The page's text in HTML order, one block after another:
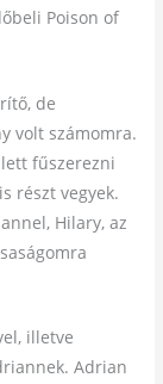
Poison of
de
volt számomra.
fűszerezni
részt vegyek.
Hilary, az
illetve
Adrian